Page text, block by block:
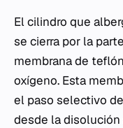
El cilindro que
se cierra por la
membrana de
oxígeno. Esta
el paso selectivo
desde la